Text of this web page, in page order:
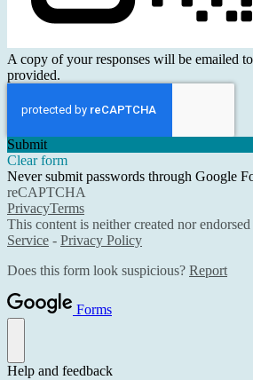
A copy of your responses will be emailed
provided.
Submit
Clear form
Never submit passwords through Google
reCAPTCHA
PrivacyTerms
This content is neither created nor
Service - Privacy Policy
Does this form look suspicious? Report
Forms
Help and feedback